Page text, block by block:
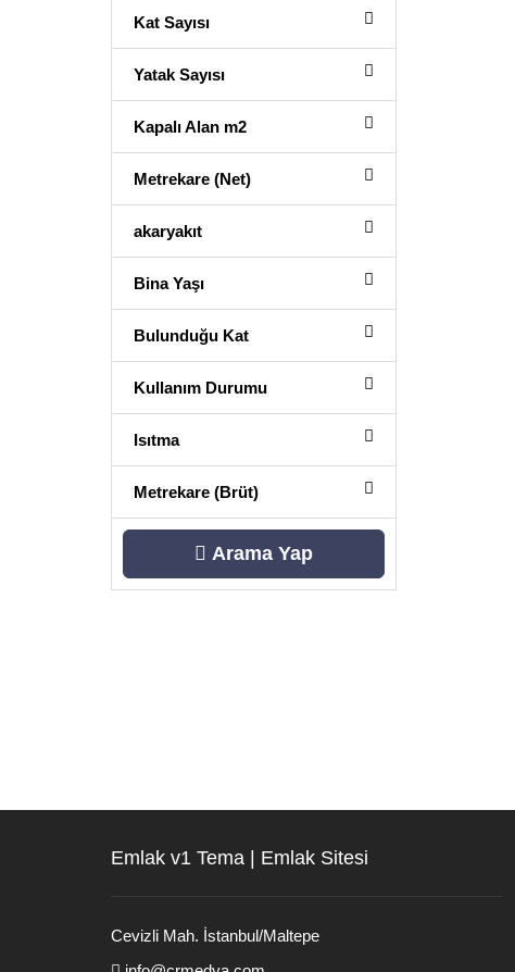
Kat Sayısı
Yatak Sayısı
Kapalı Alan m2
Metrekare (Net)
akaryakıt
Bina Yaşı
Bulunduğu Kat
Kullanım Durumu
Isıtma
Metrekare (Brüt)
Arama Yap
Emlak v1 Tema | Emlak Sitesi
Cevizli Mah. İstanbul/Maltepe